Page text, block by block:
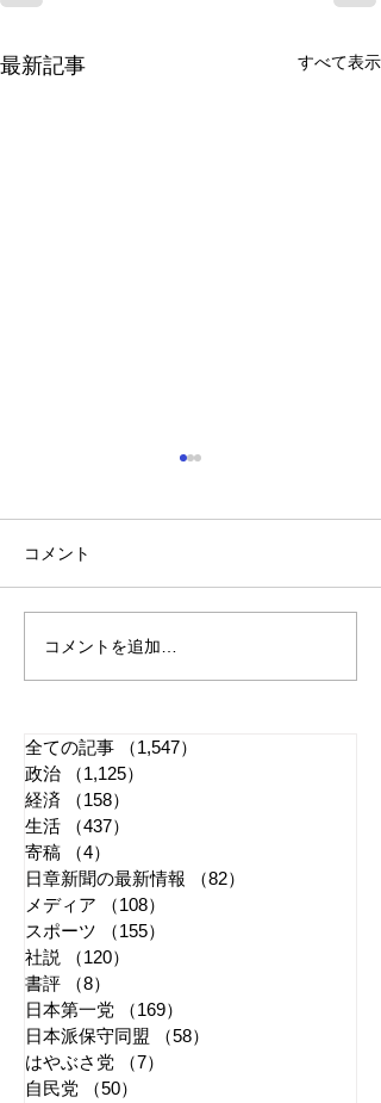
最新記事 すべて表示
れいわ・山本太郎が代表
辞任 日本第一党・桜井
コメント
コメントを追加…
全ての記事 （1,547）
政治
（1,125）
経済
（158）
生活
（437）
寄稿
（4）
日章新聞の最新情報
（82）
メディア
（108）
スポーツ
（155）
社説
（120）
書評
（8）
日本第一党
（169）
日本派保守同盟
（58）
はやぶさ党
（7）
自民党
（50）